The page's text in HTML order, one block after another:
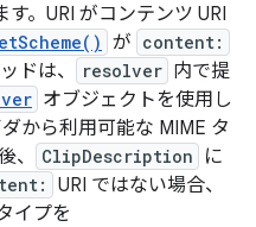
。URI がコンテンツ URI
が content:
ドは、 resolver 内で提
オブジェクトを使用し
から利用可能な MIME タ
、
ClipDescription
に
URI ではない場合、
イプを